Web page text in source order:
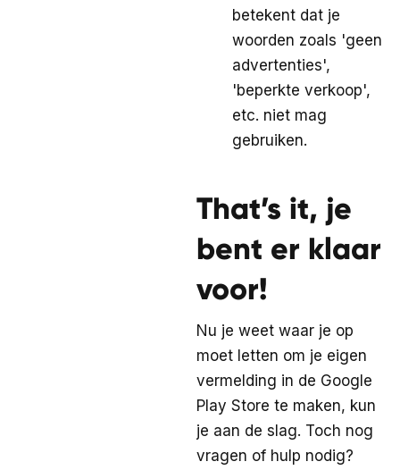
betekent dat je
woorden zoals 'geen
advertenties',
'beperkte verkoop',
etc. niet mag
gebruiken.
That’s it, je
bent er klaar
voor!
Nu je weet waar je op
moet letten om je eigen
vermelding in de Google
Play Store te maken, kun
je aan de slag. Toch nog
vragen of hulp nodig?